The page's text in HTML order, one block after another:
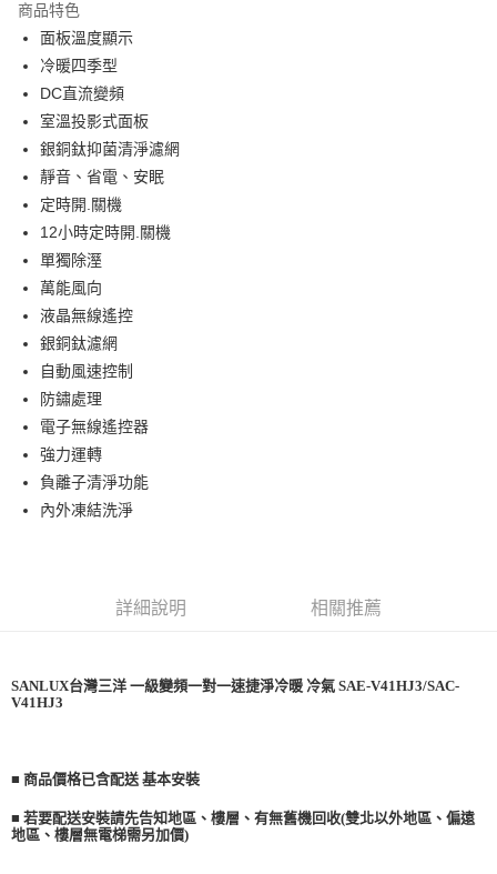
臺灣中小企業銀行
匯豐（台灣）商業銀行
聯邦商業銀行
元大商業銀行
玉山商業銀行
台灣樂天信用卡公司
街口支付
悠遊付
全盈+PAY
AFTEE先享後付
相關說明
AFTEE先享後付是「在收到商品之後才付款」的支付方式。 讓您購物簡單
便利好安心！
１．簡單：不需註冊會員、不需綁卡、不需儲值。
２．便利：只要手機號碼，簡訊認證，即可結帳。
３．安心：先確認商品／服務後，再付款。
１．於結帳方式選擇「AFTEE先享後付」後，將跳轉至「AFTEE先享後付」
結帳頁面，進行簡訊認證並確認金額後，即可完成結帳。
２．訂單成立數日內，您將收到繳費通知簡訊。
３．收到繳費通知簡訊後14天內，點擊此簡訊中的連結，可透過四大超商／
ATM／網路銀行／等多元方式進行付款，方視為交易完成。
※ 請注意：結帳手續完成當下不需立刻繳費，但若您需要取消訂單，請聯絡
購買商品的店家。未經商家同意取消之訂單仍視為有效，需透過AFTEE先享
後付繳納相關費用。
※ 交易是否成功請以「AFTEE先享後付 」之結帳頁面顯示為準，若有關於
１．透過由恩沛科技股份有限公司提供之「AFTEE先享後付」服務完成之交
https://aftee.tw/terms/#terms3
３．未成年的使用者請事先徵得法定代理人或監護人之同意方可使用
４．使用「AFTEE先享後付」時，將依據個別帳號之用戶狀況，依本公司即
時審查核予不同之上限額度；若仍有額度不足之情形，本公司將視審查結果
請求用戶進行身份認證。
５．嚴禁一人註冊多個帳號或使用他人資訊註冊。若發現惡意使用之情形，
ATM付款
運送方式
宅配
免運費
商品特色
面板溫度顯示
冷暖四季型
DC直流變頻
室溫投影式面板
銀銅鈦抑菌清淨濾網
靜音、省電、安眠
定時開.關機
12小時定時開.關機
單獨除溼
萬能風向
液晶無線遙控
銀銅鈦濾網
自動風速控制
防鏽處理
電子無線遙控器
強力運轉
負離子清淨功能
內外凍結洗淨
詳細說明 相關推薦
SANLUX台灣三洋 一級變頻一對一速捷淨冷暖 冷氣 SAE-V41HJ3/SAC-
V41HJ3
■ 商品價格已含配送 基本安裝
■ 若要配送安裝請先告知地區、樓層、有無舊機回收(雙北以外地區、偏遠
地區、樓層無電梯需另加價)